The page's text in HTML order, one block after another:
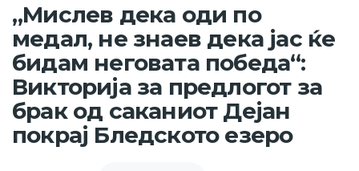
„Мислев дека оди по
медал, не знаев дека јас ќе
бидам неговата победа“:
Викторија за предлогот за
брак од саканиот Дејан
покрај Бледското езеро